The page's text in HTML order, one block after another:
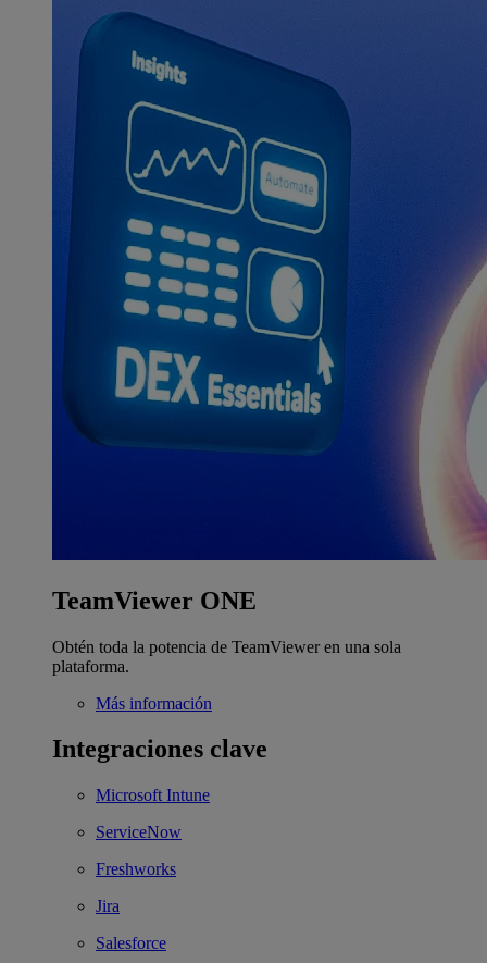
TeamViewer ONE
Obtén toda la potencia de TeamViewer en una sola
plataforma.
Más información
Integraciones clave
Microsoft Intune
ServiceNow
Freshworks
Jira
Salesforce